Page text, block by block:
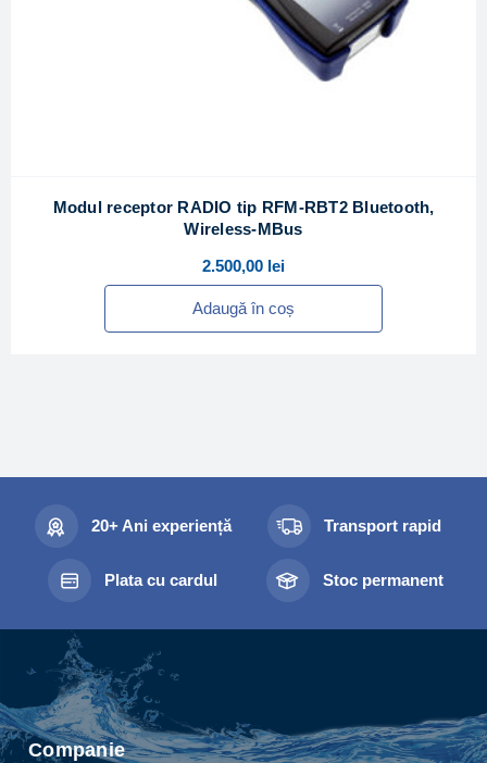
Modul receptor RADIO tip RFM-RBT2 Bluetooth,
Wireless-MBus
2.500,00 lei
Adaugă în coș
20+ Ani experiență Transport rapid
Plata cu cardul Stoc permanent
Companie